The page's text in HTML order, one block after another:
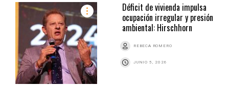
Déficit de vivienda impulsa
ocupación irregular y presión
ambiental: Hirschhorn
REBECA ROMERO
JUNIO 5, 2026